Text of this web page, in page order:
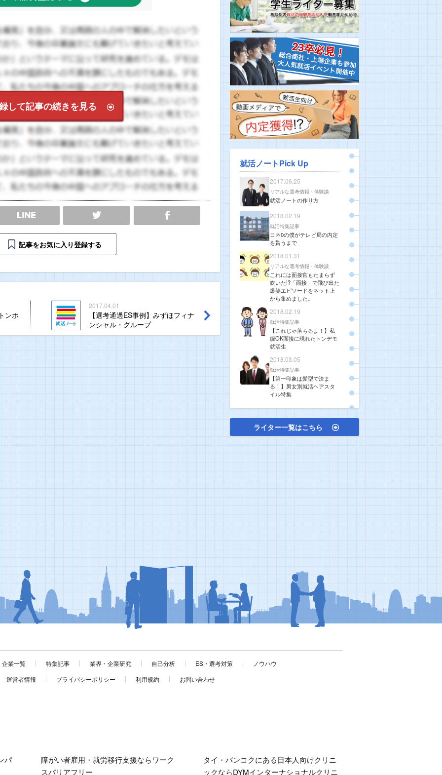
して記事の続きを見る
SHARE
記事をお気に入り登録する
ンホ
2017.04.01
【選考通過ES事例】みずほフィナ
ンシャル・グループ
就活ノートPick Up
2017.06.25
リアルな選考情報・体験談
就活ノートの作り方
2018.02.19
就活特集記事
コネ0の僕がテレビ局の内定
を貰うまで
2018.01.31
リアルな選考情報・体験談
これには面接官もたまらず
吹いた!?「面接」で飛び出た
爆笑エピソードをネット上
から集めました。
2018.02.19
就活特集記事
【これじゃ落ちるよ！】私
服OK面接に現れたトンデモ
就活生
2018.03.05
就活特集記事
【第一印象は髪型で決ま
る！】男女別就活ヘアスタ
イル特集
ライター一覧はこちら
企業一覧 特集記事 業界・企業研究 自己分析 ES・選考対策
ノウハウ
運営者情報
プライバシーポリシー 利用規約 お問い合わせ
パ
障がい者雇用・就労移行支援ならワーク
スバリアフリー
タイ・バンコクにある日本人向けクリニ
ックならDYMインターナショナルクリニ